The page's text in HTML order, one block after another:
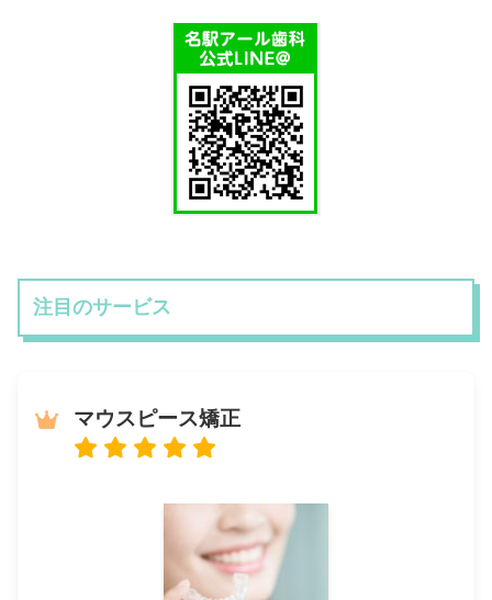
注目のサービス
マウスピース矯正